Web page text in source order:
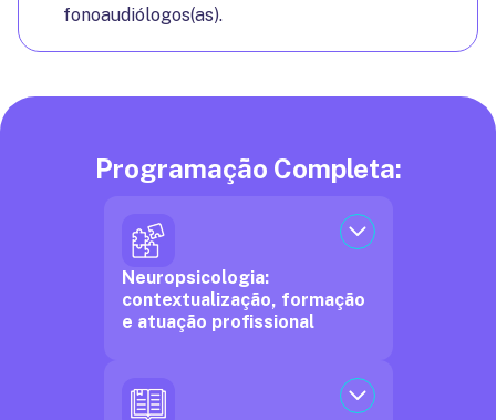
fonoaudiólogos(as).
Programação Completa:
Neuropsicologia:
contextualização, formação
e atuação profissional